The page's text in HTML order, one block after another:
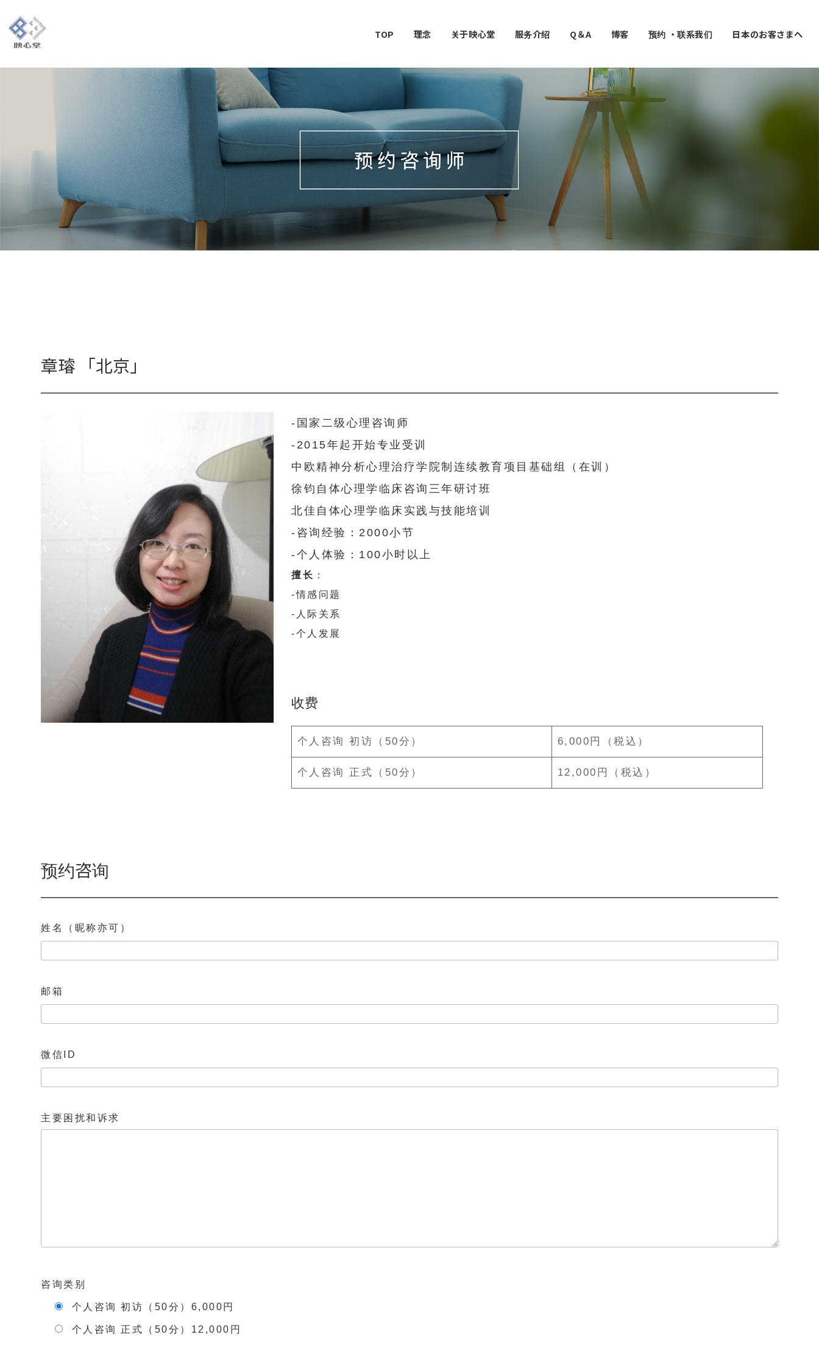
TOP 理念 关于映心堂 服务介绍 Q＆A 博客 预约 ・联系我们 日本のお客さまへ
章璿 「北京」
-国家二级心理咨询师
-2015年起开始专业受训
中欧精神分析心理治疗学院制连续教育项目基础组（在训）
徐钧自体心理学临床咨询三年研讨班
北佳自体心理学临床实践与技能培训
-咨询经验：2000小节
-个人体验：100小时以上
擅长 ：
-情感问题
-人际关系
-个人发展
收费
个人咨询 初访（50分） 6,000円（税込）
个人咨询 正式（50分） 12,000円（税込）
预约咨询
姓名（昵称亦可）
邮箱
微信ID
主要困扰和诉求
咨询类别
个人咨询 初访（50分）6,000円
个人咨询 正式（50分）12,000円